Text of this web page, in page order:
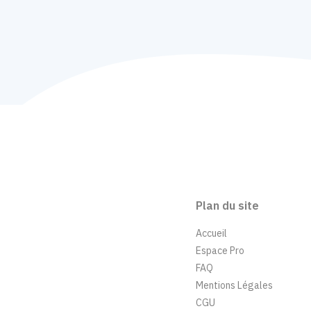
Plan du site
Accueil
Espace Pro
FAQ
Mentions Légales
CGU